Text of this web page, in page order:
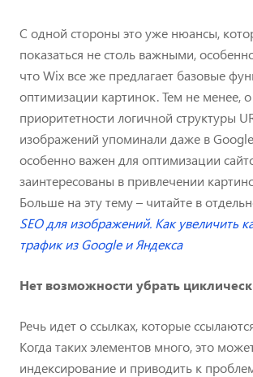
С одной стороны это уже нюансы,
показаться не столь важными,
что Wix все же предлагает базовые
оптимизации картинок. Тем не менее, о
приоритетности логичной структуры
изображений упоминали даже в Google
особенно важен для оптимизации
заинтересованы в привлечении
Больше на эту тему – читайте в
SEO для изображений. Как увеличить
трафик из Google и Яндекса
Нет возможности убрать
Речь идет о ссылках, которые
Когда таких элементов много, это
индексирование и приводить к